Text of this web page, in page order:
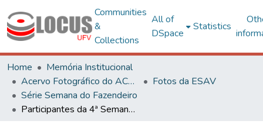
Communities
&
Collections
All of
DSpace
Statistics
Home
Memória Institucional
Acervo Fotográfico do ACH-UFV
Fotos da ESAV
Série Semana do Fazendeiro
Participantes da 4ª Semana do Fazendeiro